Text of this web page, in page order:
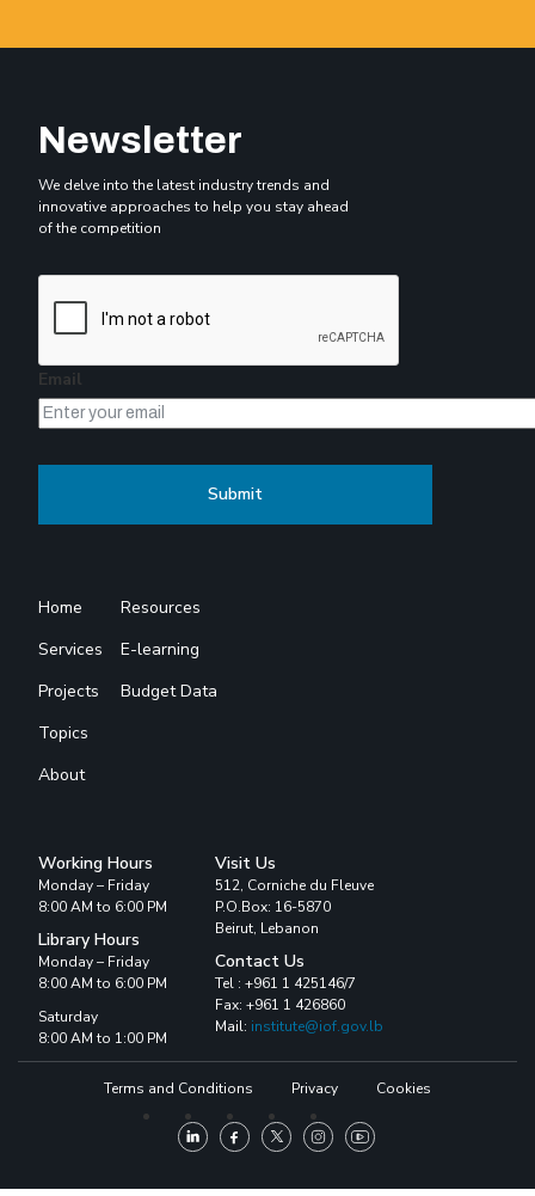
Newsletter
We delve into the latest industry trends and
innovative approaches to help you stay ahead
of the competition
Email
Home
Services
Projects
Topics
About
Resources
E-learning
Budget Data
Working Hours
Monday – Friday
8:00 AM to 6:00 PM
Library Hours
Monday – Friday
8:00 AM to 6:00 PM
Saturday
8:00 AM to 1:00 PM
Visit Us
512, Corniche du Fleuve
P.O.Box: 16-5870
Beirut, Lebanon
Contact Us
Tel : +961 1 425146/7
Fax: +961 1 426860
Mail: institute@iof.gov.lb
Terms and Conditions Privacy Cookies